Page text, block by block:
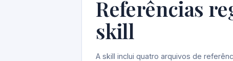
Referências
skill
A skill inclui quatro arquivos de